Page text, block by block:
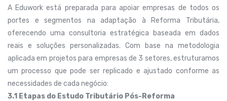
A Eduwork está preparada para apoiar empresas de todos os
portes e segmentos na adaptação à Reforma Tributária,
oferecendo uma consultoria estratégica baseada em dados
reais e soluções personalizadas. Com base na metodologia
aplicada em projetos para empresas de 3 setores, estruturamos
um processo que pode ser replicado e ajustado conforme as
necessidades de cada negócio:
3.1 Etapas do Estudo Tributário Pós-Reforma